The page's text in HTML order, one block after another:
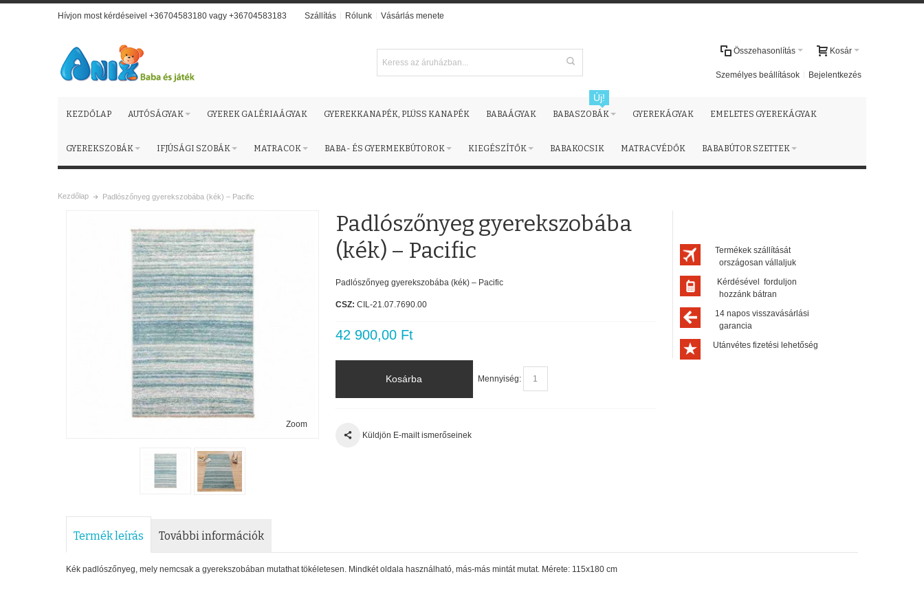
Hívjon most kérdéseivel +36704583180 vagy +36704583183 Szállítás Rólunk Vásárlás menete
Kosár
Összehasonlítás
Személyes beállítások Bejelentkezés
KEZDŐLAP AUTÓSÁGYAK GYEREK GALÉRIAÁGYAK GYEREKKANAPÉK, PLÜSS KANAPÉK BABAÁGYAK BABASZOBÁK
Új!
GYEREKÁGYAK EMELETES GYEREKÁGYAK
GYEREKSZOBÁK IFJÚSÁGI SZOBÁK MATRACOK BABA- ÉS GYERMEKBÚTOROK KIEGÉSZÍTŐK BABAKOCSIK MATRACVÉDŐK BABABÚTOR SZETTEK
Kezdőlap Padlószőnyeg gyerekszobába (kék) – Pacific
Zoom
Padlószőnyeg gyerekszobába
(kék) – Pacific
Padlószőnyeg gyerekszobába (kék) – Pacific
CSZ: CIL-21.07.7690.00
42 900,00 Ft
Mennyiség:
Kosárba
Küldjön E-mailt ismerőseinek
Termékek szállítását
országosan vállaljuk
Kérdésével forduljon
hozzánk bátran
14 napos visszavásárlási
garancia
Utánvétes fizetési lehetőség
Termék leírás További információk
Kék padlószőnyeg, mely nemcsak a gyerekszobában mutathat tökéletesen. Mindkét oldala használható, más-más mintát mutat. Mérete: 115x180 cm